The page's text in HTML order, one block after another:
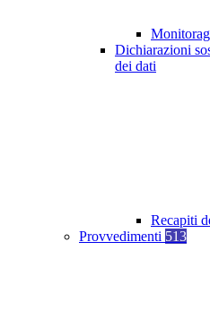
Dichiarazioni
dei dati
Recapiti
Provvedimenti 513